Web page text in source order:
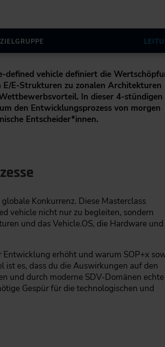
ZIELGRUPPE
vehicle definiert die
E-Strukturen zu zonalen Architekturen
In dieser 4-stündigen
den Entwicklungsprozess von morgen
Entscheider*innen.
Konkurrenz. Diese Masterclass
vehicle nicht nur zu begleiten, sondern
und das Vehicle.OS, die Hardware und
erhöht und warum SOP+x
ist es, dass du die Auswirkungen auf den
und durch moderne SDV-Domänen echte
Gespür für die technologischen und